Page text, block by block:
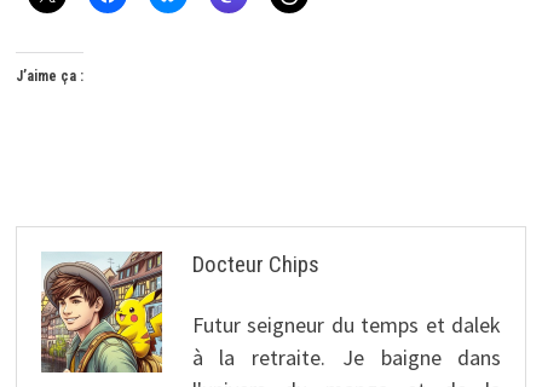
J’aime ça :
Docteur Chips
Futur seigneur du temps et dalek
à la retraite. Je baigne dans